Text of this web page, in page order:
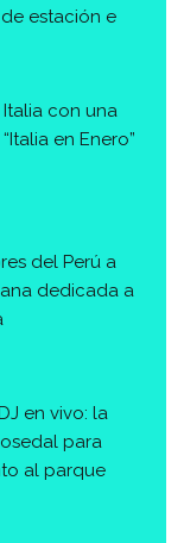
estación e
con una
en Enero”
del Perú a
dedicada a
en vivo: la
para
al parque